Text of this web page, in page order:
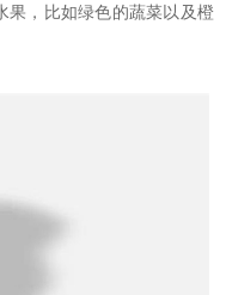
果，比如绿色的蔬菜以及橙